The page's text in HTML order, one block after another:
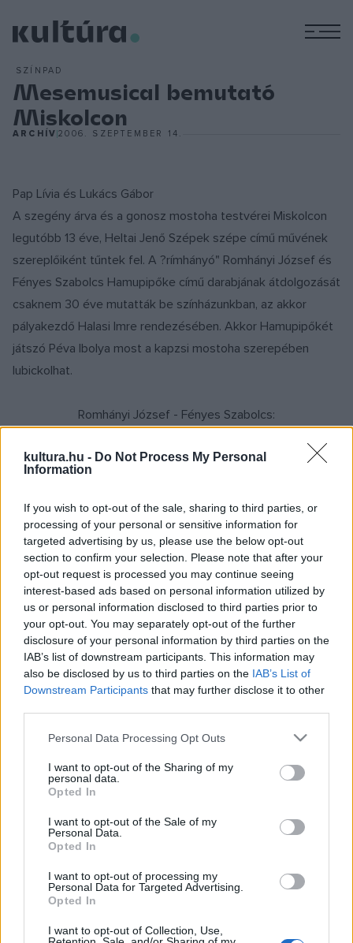
kultura.hu - Do Not Process My Personal
Information
If you wish to opt-out of the sale, sharing to third parties, or
processing of your personal or sensitive information for
targeted advertising by us, please use the below opt-out
section to confirm your selection. Please note that after your
opt-out request is processed you may continue seeing
interest-based ads based on personal information utilized by
us or personal information disclosed to third parties prior to
your opt-out. You may separately opt-out of the further
disclosure of your personal information by third parties on the
IAB’s list of downstream participants. This information may
also be disclosed by us to third parties on the IAB’s List of
Downstream Participants that may further disclose it to other
Please note that this website/app uses one or more Google
not limited to your visit or usage behaviour. You may click to
grant or deny consent to Google and its third-party tags to
use your data for below specified purposes in below Google
consent section.
Personal Data Processing Opt Outs
I want to opt-out of the Sharing of my
personal data.
Opted In
I want to opt-out of the Sale of my
Personal Data.
Opted In
I want to opt-out of processing my
Personal Data for Targeted Advertising.
Opted In
I want to opt-out of Collection, Use,
SZÍNPAD
Mesemusical bemutató
Miskolcon
ARCHÍV2006. SZEPTEMBER 14.
Pap Lívia és Lukács Gábor
A szegény árva és a gonosz mostoha testvérei Miskolcon
legutóbb 13 éve, Heltai Jenő Szépek szépe című művének
szereplőiként tűntek fel. A ?rímhányó" Romhányi József és
Fényes Szabolcs Hamupipőke című darabjának átdolgozását
csaknem 30 éve mutatták be színházunkban, az akkor
pályakezdő Halasi Imre rendezésében. Akkor Hamupipőkét
játszó Péva Ibolya most a kapzsi mostoha szerepében
lubickolhat.
Romhányi József - Fényes Szabolcs:
- mesemusical -
Szereplők:
Hamupipőke: Pap Lívia
Hétzsákné, a mostohája: Molnár Anna / Péva Ibolya
Aranyka: Vekerle Andrea / Ramocsa Emese
Gyöngyike: Jancsó Dóra
Szakács, Takács, Kovács stb.: D. Derecskei Zsolt
Pitvarmester: Latabár Árpád
Gáspár, a Királyfi: Lukács Gábor
Kétségbeesett Boldizsár, a Király: Somló István
Aranypók: Muresan Aurél / Gál Lóránt
Közreműködik a színház kijelölt énekkara:
Gergely, Boncsér Gergely
Díszlet-jelmez: Juhász Katalin
Koreográfus:Kozma Attila